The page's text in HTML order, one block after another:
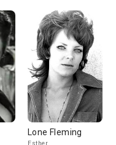
Lone Fleming
Esther